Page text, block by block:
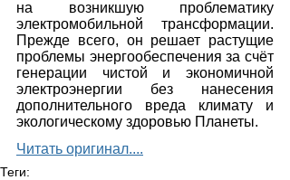
на возникшую проблематику
электромобильной трансформации.
Прежде всего, он решает растущие
проблемы энергообеспечения за счёт
генерации чистой и экономичной
электроэнергии без нанесения
дополнительного вреда климату и
экологическому здоровью Планеты.
Читать оригинал....
Теги: